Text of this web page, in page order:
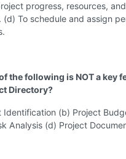
progress, resources, and
(d) To schedule and assign
the following is NOT a key
Directory?
Identification (b) Project
Analysis (d) Project